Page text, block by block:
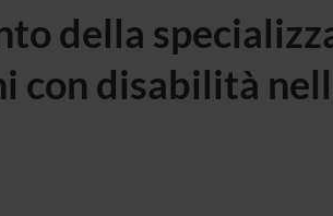
della
disabilità